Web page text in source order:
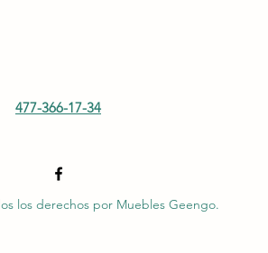
477-366-17-34
los derechos por Muebles Geengo.